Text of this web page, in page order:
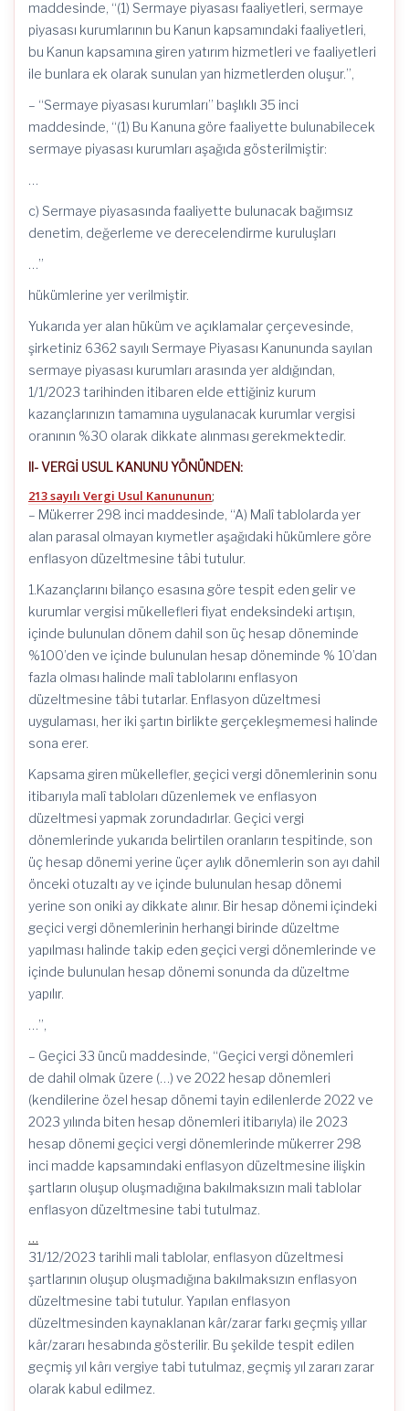
maddesinde, “(1) Sermaye piyasası faaliyetleri, sermaye
piyasası kurumlarının bu Kanun kapsamındaki faaliyetleri,
bu Kanun kapsamına giren yatırım hizmetleri ve faaliyetleri
ile bunlara ek olarak sunulan yan hizmetlerden oluşur.”,
– “Sermaye piyasası kurumları” başlıklı 35 inci
maddesinde, “(1) Bu Kanuna göre faaliyette bulunabilecek
sermaye piyasası kurumları aşağıda gösterilmiştir:
…
c) Sermaye piyasasında faaliyette bulunacak bağımsız
denetim, değerleme ve derecelendirme kuruluşları
…”
hükümlerine yer verilmiştir.
Yukarıda yer alan hüküm ve açıklamalar çerçevesinde,
şirketiniz 6362 sayılı Sermaye Piyasası Kanununda sayılan
sermaye piyasası kurumları arasında yer aldığından,
1/1/2023 tarihinden itibaren elde ettiğiniz kurum
kazançlarınızın tamamına uygulanacak kurumlar vergisi
oranının %30 olarak dikkate alınması gerekmektedir.
II- VERGİ USUL KANUNU YÖNÜNDEN:
213 sayılı Vergi Usul Kanununun;
– Mükerrer 298 inci maddesinde, “A) Malî tablolarda yer
alan parasal olmayan kıymetler aşağıdaki hükümlere göre
enflasyon düzeltmesine tâbi tutulur.
1.Kazançlarını bilanço esasına göre tespit eden gelir ve
kurumlar vergisi mükellefleri fiyat endeksindeki artışın,
içinde bulunulan dönem dahil son üç hesap döneminde
%100’den ve içinde bulunulan hesap döneminde % 10’dan
fazla olması halinde malî tablolarını enflasyon
düzeltmesine tâbi tutarlar. Enflasyon düzeltmesi
uygulaması, her iki şartın birlikte gerçekleşmemesi halinde
sona erer.
Kapsama giren mükellefler, geçici vergi dönemlerinin sonu
itibarıyla malî tabloları düzenlemek ve enflasyon
düzeltmesi yapmak zorundadırlar. Geçici vergi
dönemlerinde yukarıda belirtilen oranların tespitinde, son
üç hesap dönemi yerine üçer aylık dönemlerin son ayı dahil
önceki otuzaltı ay ve içinde bulunulan hesap dönemi
yerine son oniki ay dikkate alınır. Bir hesap dönemi içindeki
geçici vergi dönemlerinin herhangi birinde düzeltme
yapılması halinde takip eden geçici vergi dönemlerinde ve
içinde bulunulan hesap dönemi sonunda da düzeltme
yapılır.
…”,
– Geçici 33 üncü maddesinde, “Geçici vergi dönemleri
de dahil olmak üzere (…) ve 2022 hesap dönemleri
(kendilerine özel hesap dönemi tayin edilenlerde 2022 ve
2023 yılında biten hesap dönemleri itibarıyla) ile 2023
hesap dönemi geçici vergi dönemlerinde mükerrer 298
inci madde kapsamındaki enflasyon düzeltmesine ilişkin
şartların oluşup oluşmadığına bakılmaksızın mali tablolar
enflasyon düzeltmesine tabi tutulmaz.
…
31/12/2023 tarihli mali tablolar, enflasyon düzeltmesi
şartlarının oluşup oluşmadığına bakılmaksızın enflasyon
düzeltmesine tabi tutulur. Yapılan enflasyon
düzeltmesinden kaynaklanan kâr/zarar farkı geçmiş yıllar
kâr/zararı hesabında gösterilir. Bu şekilde tespit edilen
geçmiş yıl kârı vergiye tabi tutulmaz, geçmiş yıl zararı zarar
olarak kabul edilmez.